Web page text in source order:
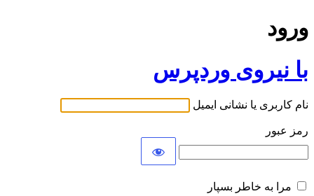
ورود
با نیروی وردپرس
نام کاربری یا نشانی ایمیل
رمز عبور
مرا به خاطر بسپار